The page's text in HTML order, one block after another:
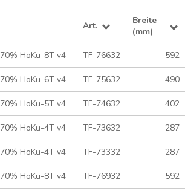
Art.
Breite
(mm)
70% HoKu-8T v4 TF-76632 592
70% HoKu-6T v4 TF-75632 490
70% HoKu-5T v4 TF-74632 402
70% HoKu-4T v4 TF-73632 287
70% HoKu-4T v4 TF-73332 287
70% HoKu-8T v4 TF-76932 592